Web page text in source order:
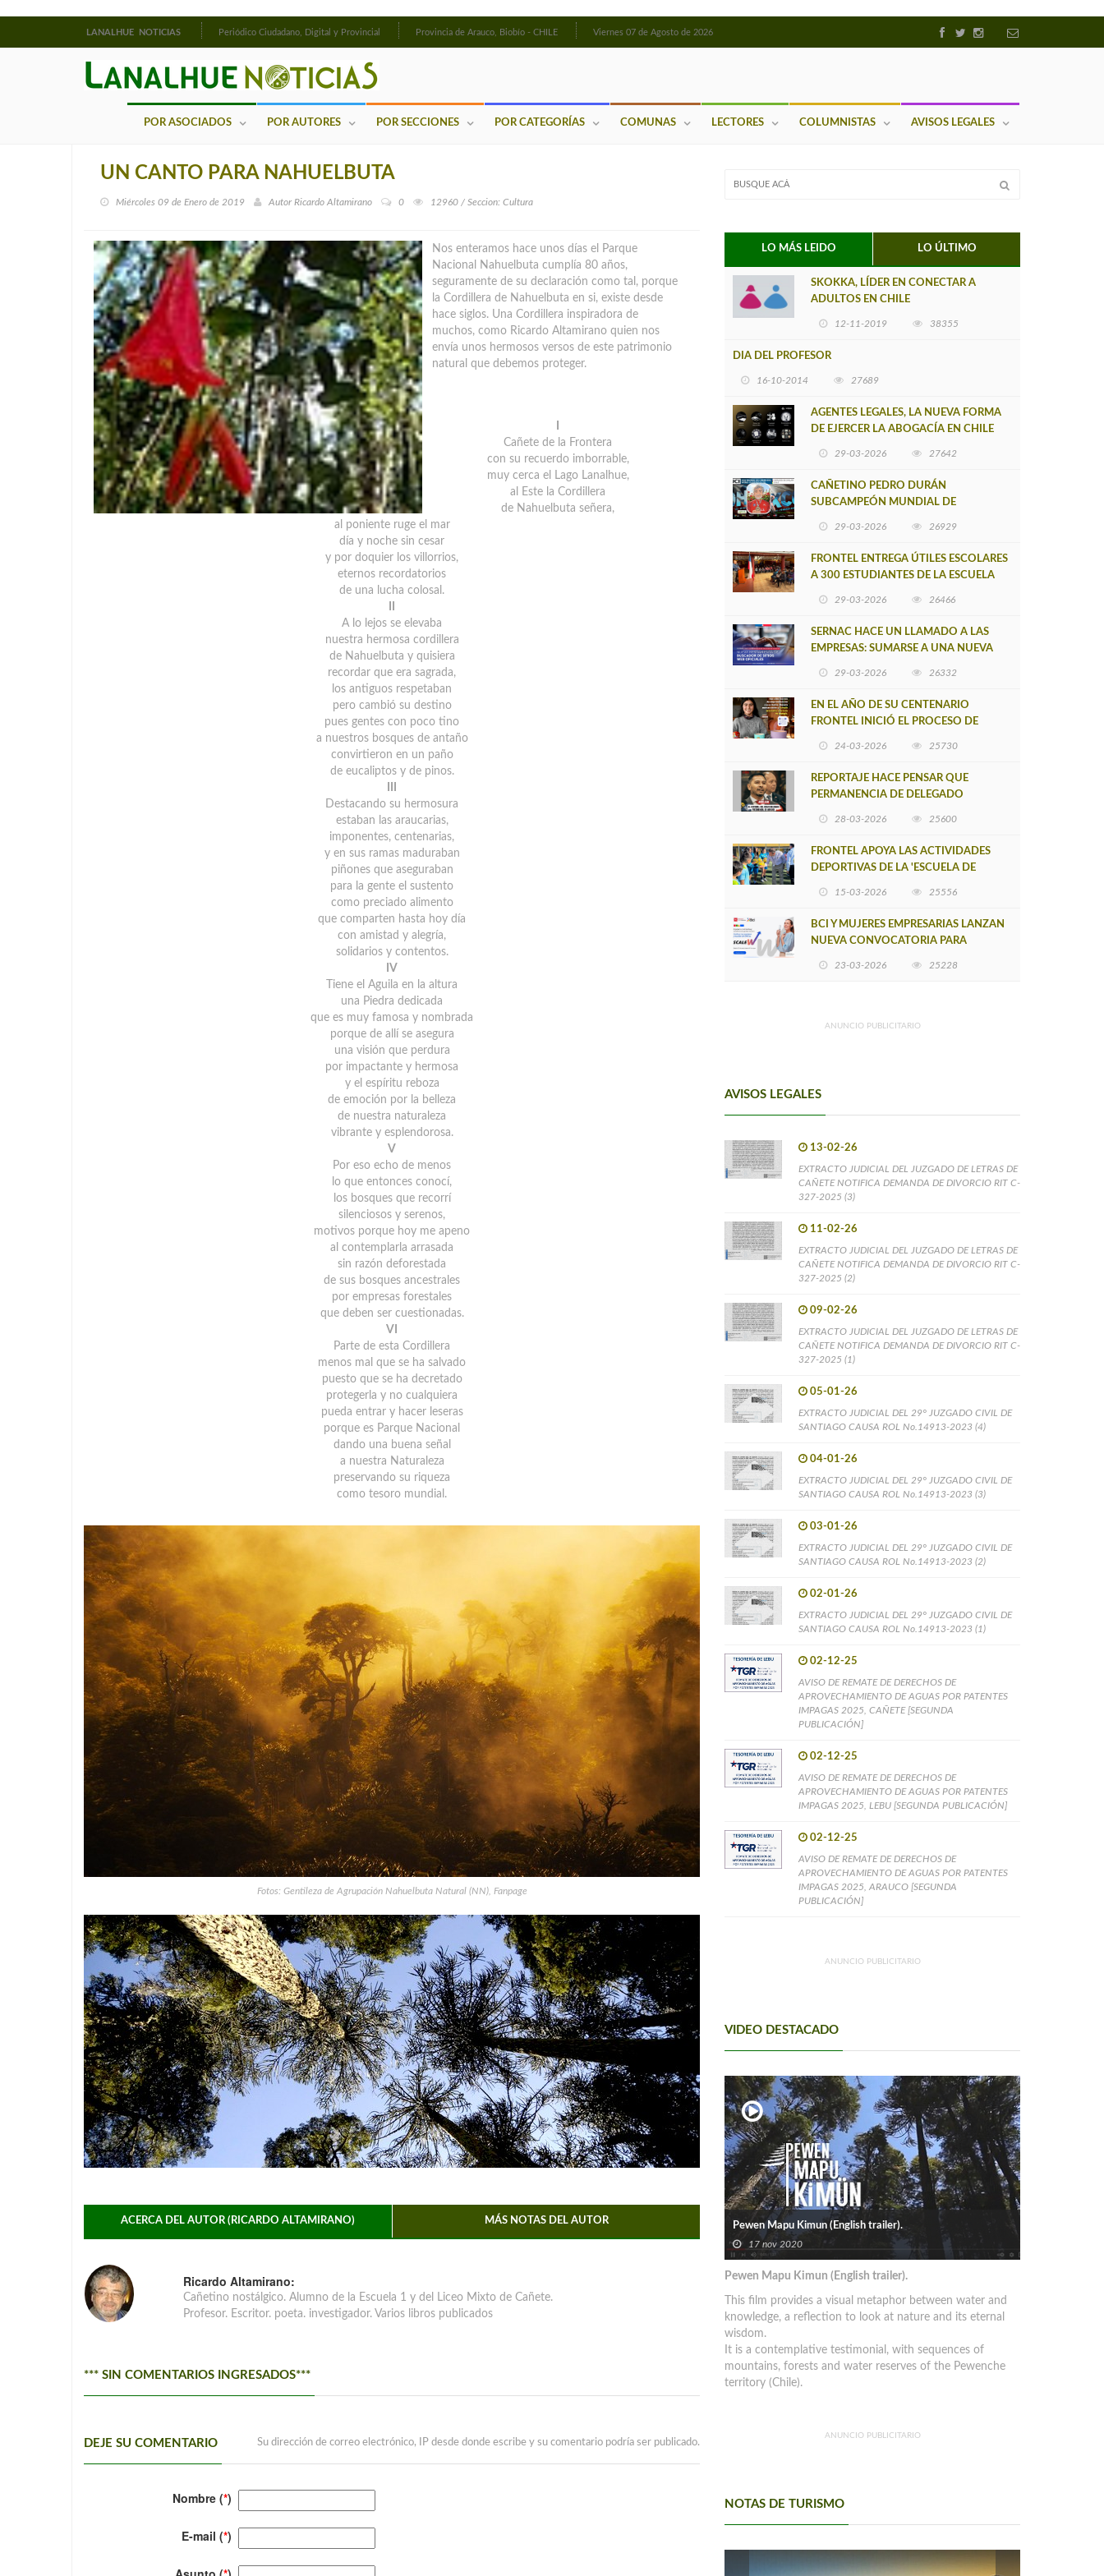
LANALHUE NOTICIAS Periódico Ciudadano, Digital y Provincial Provincia de Arauco, Biobío - CHILE Viernes 07 de Agosto de 2026
POR ASOCIADOS POR AUTORES POR SECCIONES POR CATEGORÍAS COMUNAS LECTORES COLUMNISTAS AVISOS LEGALES
UN CANTO PARA NAHUELBUTA
Miércoles 09 de Enero de 2019 Autor Ricardo Altamirano 0 12960 / Seccion: Cultura
Nos enteramos hace unos días el Parque
Nacional Nahuelbuta cumplía 80 años,
seguramente de su declaración como tal, porque
la Cordillera de Nahuelbuta en si, existe desde
hace siglos. Una Cordillera inspiradora de
muchos, como Ricardo Altamirano quien nos
envía unos hermosos versos de este patrimonio
natural que debemos proteger.
Cañete de la Frontera
con su recuerdo imborrable,
muy cerca el Lago Lanalhue,
al Este la Cordillera
de Nahuelbuta señera,
al poniente ruge el mar
día y noche sin cesar
y por doquier los villorrios,
eternos recordatorios
de una lucha colosal.
A lo lejos se elevaba
nuestra hermosa cordillera
de Nahuelbuta y quisiera
recordar que era sagrada,
los antiguos respetaban
pero cambió su destino
pues gentes con poco tino
a nuestros bosques de antaño
convirtieron en un paño
de eucaliptos y de pinos.
Destacando su hermosura
estaban las araucarias,
imponentes, centenarias,
y en sus ramas maduraban
piñones que aseguraban
para la gente el sustento
como preciado alimento
que comparten hasta hoy día
con amistad y alegría,
solidarios y contentos.
IV
Tiene el Aguila en la altura
una Piedra dedicada
que es muy famosa y nombrada
porque de allí se asegura
una visión que perdura
por impactante y hermosa
y el espíritu reboza
de emoción por la belleza
de nuestra naturaleza
vibrante y esplendorosa.
V
Por eso echo de menos
lo que entonces conocí,
los bosques que recorrí
silenciosos y serenos,
motivos porque hoy me apeno
al contemplarla arrasada
sin razón deforestada
de sus bosques ancestrales
por empresas forestales
que deben ser cuestionadas.
VI
Parte de esta Cordillera
menos mal que se ha salvado
puesto que se ha decretado
protegerla y no cualquiera
pueda entrar y hacer leseras
porque es Parque Nacional
dando una buena señal
a nuestra Naturaleza
preservando su riqueza
como tesoro mundial.
Fotos: Gentileza de Agrupación Nahuelbuta Natural (NN), Fanpage
ACERCA DEL AUTOR (RICARDO ALTAMIRANO) MÁS NOTAS DEL AUTOR
Ricardo Altamirano:
Cañetino nostálgico. Alumno de la Escuela 1 y del Liceo Mixto de Cañete.
Profesor. Escritor. poeta. investigador. Varios libros publicados
*** SIN COMENTARIOS INGRESADOS***
DEJE SU COMENTARIO Su dirección de correo electrónico, IP desde donde escribe y su comentario podría ser publicado.
Nombre (*)
E-mail (*)
LO MÁS LEIDO LO ÚLTIMO
SKOKKA, LÍDER EN CONECTAR A
ADULTOS EN CHILE
12-11-2019 38355
DIA DEL PROFESOR
16-10-2014 27689
AGENTES LEGALES, LA NUEVA FORMA
DE EJERCER LA ABOGACÍA EN CHILE
29-03-2026 27642
CAÑETINO PEDRO DURÁN
SUBCAMPEÓN MUNDIAL DE
29-03-2026 26929
FRONTEL ENTREGA ÚTILES ESCOLARES
A 300 ESTUDIANTES DE LA ESCUELA
29-03-2026 26466
SERNAC HACE UN LLAMADO A LAS
EMPRESAS: SUMARSE A UNA NUEVA
29-03-2026 26332
EN EL AÑO DE SU CENTENARIO
FRONTEL INICIÓ EL PROCESO DE
24-03-2026 25730
REPORTAJE HACE PENSAR QUE
PERMANENCIA DE DELEGADO
28-03-2026 25600
FRONTEL APOYA LAS ACTIVIDADES
DEPORTIVAS DE LA 'ESCUELA DE
15-03-2026 25556
BCI Y MUJERES EMPRESARIAS LANZAN
NUEVA CONVOCATORIA PARA
23-03-2026 25228
ANUNCIO PUBLICITARIO
AVISOS LEGALES
13-02-26
EXTRACTO JUDICIAL DEL JUZGADO DE LETRAS DE
CAÑETE NOTIFICA DEMANDA DE DIVORCIO RIT C-
327-2025 (3)
11-02-26
EXTRACTO JUDICIAL DEL JUZGADO DE LETRAS DE
CAÑETE NOTIFICA DEMANDA DE DIVORCIO RIT C-
327-2025 (2)
09-02-26
EXTRACTO JUDICIAL DEL JUZGADO DE LETRAS DE
CAÑETE NOTIFICA DEMANDA DE DIVORCIO RIT C-
327-2025 (1)
05-01-26
EXTRACTO JUDICIAL DEL 29° JUZGADO CIVIL DE
SANTIAGO CAUSA ROL No.14913-2023 (4)
04-01-26
EXTRACTO JUDICIAL DEL 29° JUZGADO CIVIL DE
SANTIAGO CAUSA ROL No.14913-2023 (3)
03-01-26
EXTRACTO JUDICIAL DEL 29° JUZGADO CIVIL DE
SANTIAGO CAUSA ROL No.14913-2023 (2)
02-01-26
EXTRACTO JUDICIAL DEL 29° JUZGADO CIVIL DE
SANTIAGO CAUSA ROL No.14913-2023 (1)
02-12-25
AVISO DE REMATE DE DERECHOS DE
APROVECHAMIENTO DE AGUAS POR PATENTES
IMPAGAS 2025, CAÑETE [SEGUNDA
PUBLICACIÓN]
02-12-25
AVISO DE REMATE DE DERECHOS DE
APROVECHAMIENTO DE AGUAS POR PATENTES
IMPAGAS 2025, LEBU [SEGUNDA PUBLICACIÓN]
02-12-25
AVISO DE REMATE DE DERECHOS DE
APROVECHAMIENTO DE AGUAS POR PATENTES
IMPAGAS 2025, ARAUCO [SEGUNDA
PUBLICACIÓN]
ANUNCIO PUBLICITARIO
VIDEO DESTACADO
Pewen Mapu Kimun (English trailer).
17 nov 2020
Pewen Mapu Kimun (English trailer).
This film provides a visual metaphor between water and
knowledge, a reflection to look at nature and its eternal
wisdom.
It is a contemplative testimonial, with sequences of
mountains, forests and water reserves of the Pewenche
territory (Chile).
ANUNCIO PUBLICITARIO
NOTAS DE TURISMO